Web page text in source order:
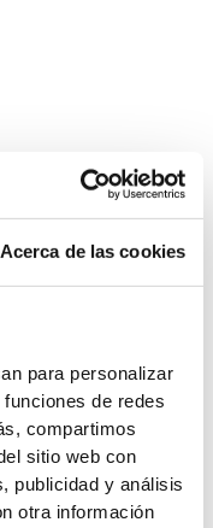
Acerca de las cookies
para personalizar
de redes
compartimos
sitio web con
publicidad y análisis
otra información